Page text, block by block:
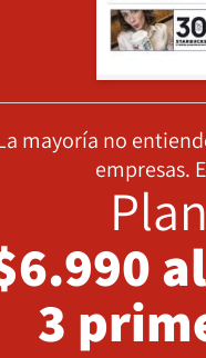
mayoría no
empresas.
3